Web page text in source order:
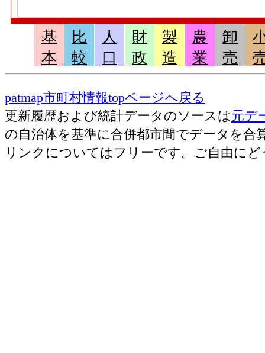
基
本
比
較
人
口
財
政
製
造
農
業
卸
売
patmap市町村情報topページへ戻る
更新履歴および統計データのソースは元デ
の自治体を基準に合併都市間でデータを合
リンクについてはフリーです。ご自由にど